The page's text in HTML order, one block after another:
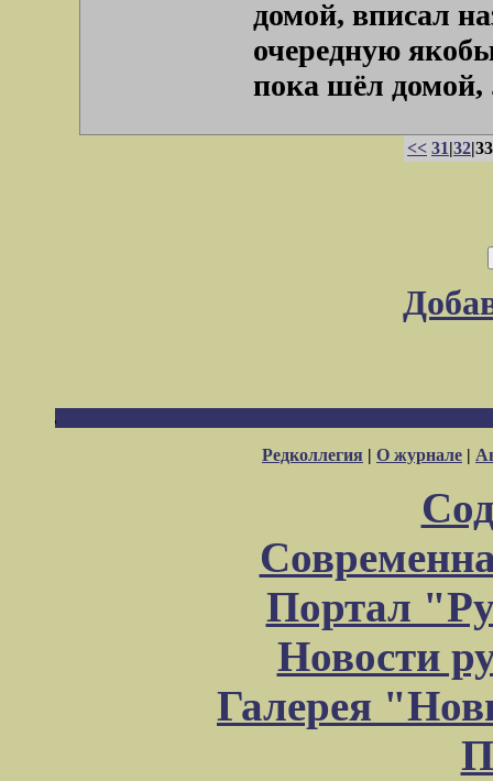
домой, вписал
очередную
пока шёл домой,
<< 31|32
Редколлегия | О журнале |
Портал
Новости
Галерея